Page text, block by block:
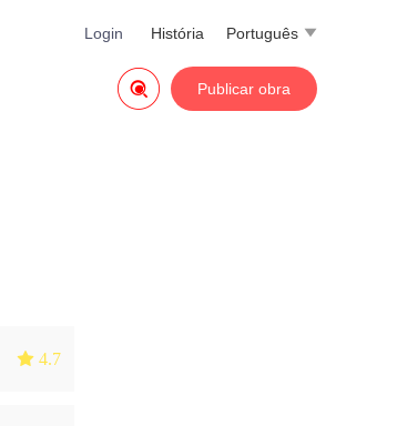
Português 
História
Login
Publicar obra

 4.7